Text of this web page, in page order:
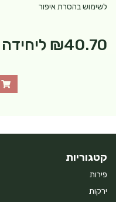
לשימוש בהסרת איפור
₪40.70 ליחידה
קטגוריות
פירות
ירקות